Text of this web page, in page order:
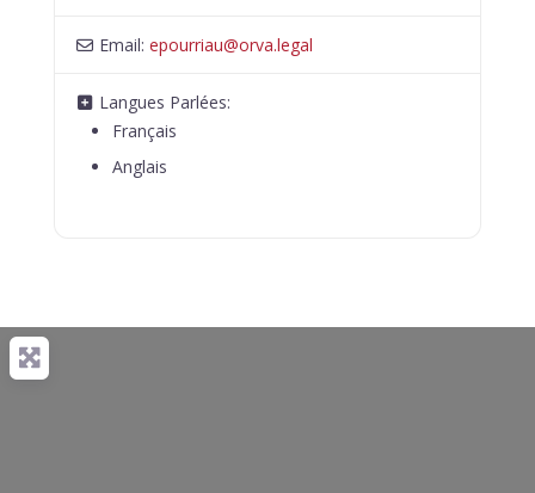
Email:epourriau@orva.legal
Langues Parlées:
Français
Anglais